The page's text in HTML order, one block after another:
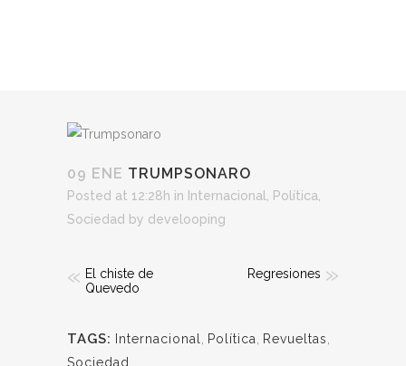
09 ENE TRUMPSONARO
Posted at 12:28h in Internacional Política
Sociedad by develooping
El chiste de
Quevedo
Regresiones
TAGS: Internacional, Política, Revueltas,
Sociedad